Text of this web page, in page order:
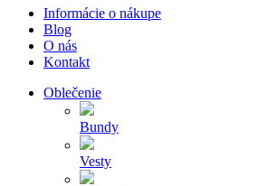
Informácie o nákupe
Blog
O nás
Kontakt
Oblečenie
Bundy
Vesty